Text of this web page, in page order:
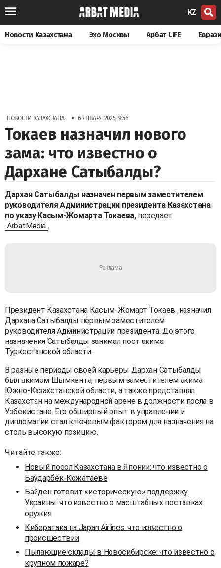
KZ
Новости Казахстана Эхо Москвы Арбат LIFE
НОВОСТИ КАЗАХСТАНА • 6 ЯНВАРЯ 2025, 9:56
Токаев назначил нового
зама: что известно о
Дархане Сатыбалды?
Дархан Сатыбалды назначен первым заместителем
руководителя Администрации президента Казахстана
по указу Касым-Жомарта Токаева,передает
ArbatMedia .
Президент Казахстана Касым-Жомарт Токаев назначил
Дархана Сатыбалды первым заместителем
руководителя Администрации президента. До этого
назначения Сатыбалды занимал пост акима
Туркестанской области.
В разные периоды своей карьеры Дархан Сатыбалды
был акимом Шымкента, первым заместителем акима
Южно-Казахстанской области, а также представлял
Казахстан на международной арене в должности посла в
Узбекистане. Его обширный опыт в управлении и
дипломатии стал ключевым фактором для назначения на
столь высокую позицию.
Читайте также:
Новый посол Казахстана в Японии: что известно о
Баударбек-Кожатаеве
Байден готовит «историческую» поддержку
Украины: что известно о масштабных поставках
оружия
Кибератака на Japan Airlines: что известно о
происшествии
Пылающие склады в Новосибирске: что известно о
крупном пожаре?